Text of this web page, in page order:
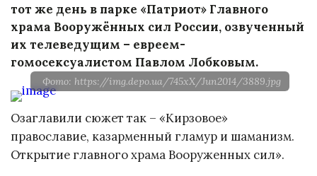
тот же день в парке «Патриот» Главного
храма Вооружённых сил России, озвученный
их телеведущим – евреем-
гомосексуалистом Павлом Лобковым.
Фото: https://img.depo.ua/745xX/Jun2014/3889.jpg
Озаглавили сюжет так – «Кирзовое»
православие, казарменный гламур и шаманизм.
Открытие главного храма Вооруженных сил».